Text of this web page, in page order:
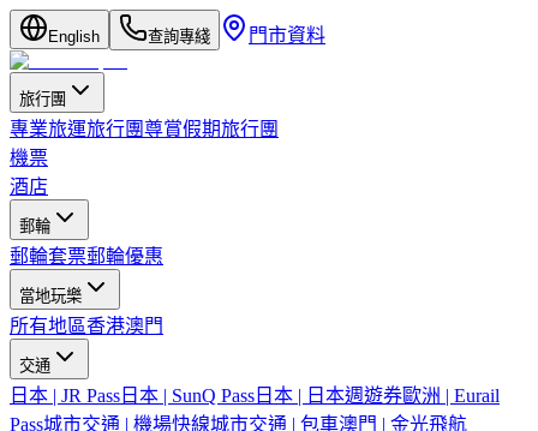
English 查詢專綫 門市資料
旅行團
專業旅運旅行團尊賞假期旅行團
機票
酒店
郵輪
郵輪套票郵輪優惠
當地玩樂
所有地區香港澳門
交通
日本 | JR Pass 日本 | SunQ Pass 日本 | 日本週遊券歐洲 | Eurail
Pass城市交通 | 機場快線城市交通 | 包車澳門 | 金光飛航